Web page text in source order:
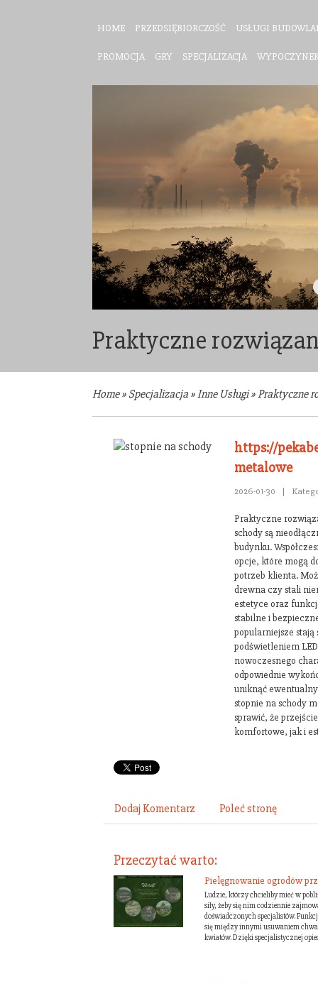
HOME PRZEDSIĘBIORCZOŚĆ USŁUGI
PROMOCJA GRY SPECJALIZACJA
Praktyczne
Home» Specjalizacja »Inne Usługi»Praktyczne
https://
metalowe
2026-01-30 |
Praktyczne
schody są
budynku.
opcje, które mogą
potrzeb klienta.
drewna czy stali
estetyce oraz
stabilne i
popularniejsze stają
podświetleniem
nowoczesnego
odpowiednie
uniknąć
stopnie na schody
sprawić, że
komfortowe, jak i
Dodaj Komentarz Poleć stronę
Przeczytać warto:
Pielęgnowanie ogrodów
Ludzie, którzy chcieliby mieć w
siły, żeby się nim codziennie
doświadczonych specjalistów.
się między innymi usuwaniem
kwiatów. Dzięki specjalistycznej